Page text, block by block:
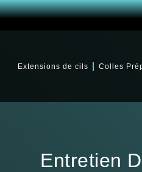
Extensions de cils Colles
Entretien